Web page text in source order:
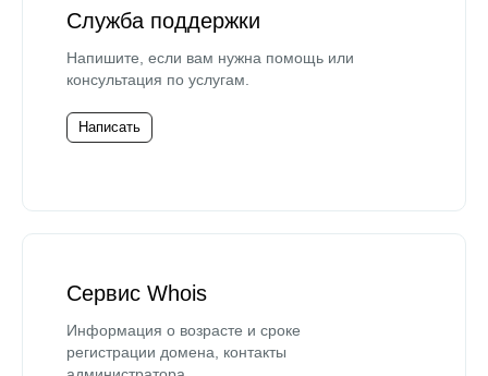
Служба поддержки
Напишите, если вам нужна помощь или
консультация по услугам.
Написать
Сервис Whois
Информация о возрасте и сроке
регистрации домена, контакты